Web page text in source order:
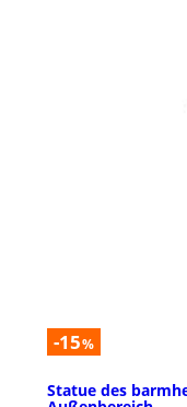
-15%
Statue des